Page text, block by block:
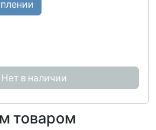
Нет в наличии
товаром